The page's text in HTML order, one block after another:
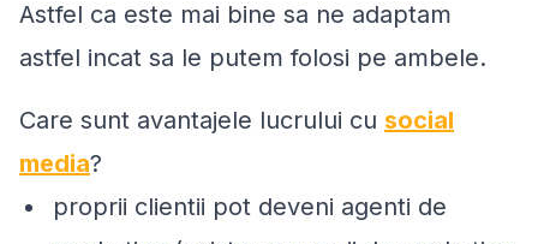
Astfel ca este mai bine sa ne adaptam
astfel incat sa le putem folosi pe ambele.
Care sunt avantajele lucrului cu social
media?
proprii clientii pot deveni agenti de